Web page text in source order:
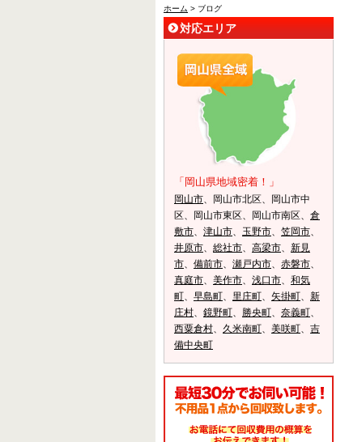
ホーム > ブログ
対応エリア
「岡山県地域密着！」
岡山市、岡山市北区、岡山市中
区、岡山市東区、岡山市南区、 倉
敷市、 津山市、 玉野市、 笠岡市、
井原市、 総社市、 高梁市、 新見
市、 備前市、 瀬戸内市、 赤磐市、
真庭市、 美作市、 浅口市、 和気
町、 早島町、 里庄町、 矢掛町、 新
庄村、 鏡野町、 勝央町、 奈義町、
西粟倉村、 久米南町、 美咲町、 吉
備中央町